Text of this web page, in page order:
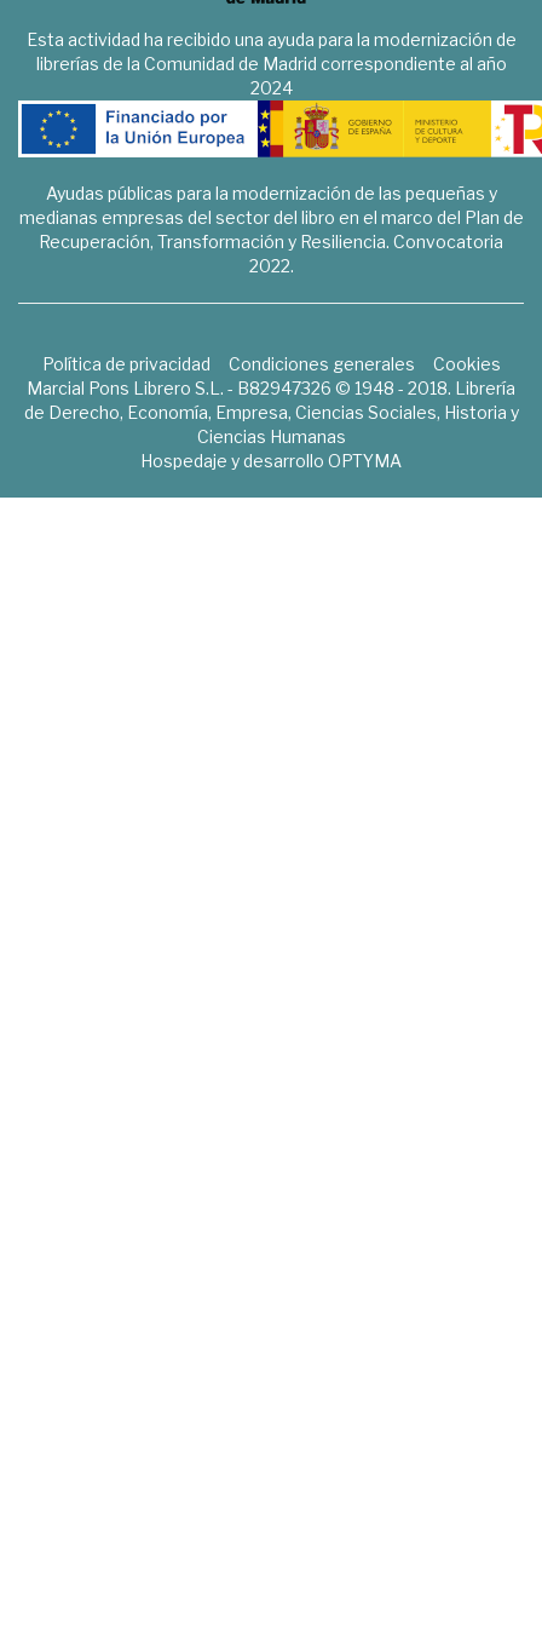
Esta actividad ha recibido una ayuda para la modernización de
librerías de la Comunidad de Madrid correspondiente al año
2024
Ayudas públicas para la modernización de las pequeñas y
medianas empresas del sector del libro en el marco del Plan de
Recuperación, Transformación y Resiliencia. Convocatoria
2022.
Política de privacidad Condiciones generales
Cookies
Marcial Pons Librero S.L. - B82947326 © 1948 - 2018. Librería
de Derecho, Economía, Empresa, Ciencias Sociales, Historia y
Ciencias Humanas
Hospedaje y desarrollo OPTYMA